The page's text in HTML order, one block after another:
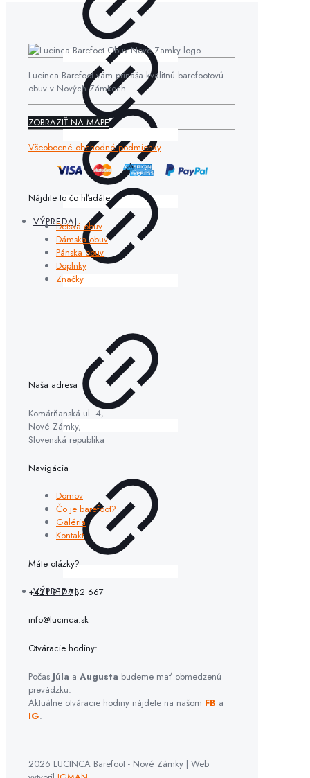
VÝPREDAJ
VÝPREDAJ
Lucinca Barefoot vám prináša kvalitnú barefootovú
obuv v Nových Zámkoch.
ZOBRAZIŤ NA MAPE
Všeobecné obchodné podmienky
Nájdite to čo hľadáte
Detská obuv
Dámska obuv
Pánska obuv
Doplnky
Značky
Naša adresa
Komárňanská ul. 4,
Nové Zámky,
Slovenská republika
Navigácia
Domov
Čo je barefoot?
Galéria
Kontakt
Máte otázky?
+421 917 782 667
info@lucinca.sk
Otváracie hodiny:
Počas Júla a Augusta budeme mať obmedzenú
prevádzku.
Aktuálne otváracie hodiny nájdete na našom FB a
IG.
2026 LUCINCA Barefoot - Nové Zámky | Web